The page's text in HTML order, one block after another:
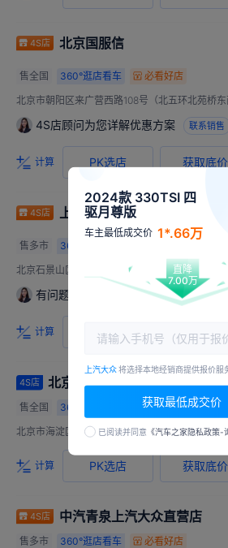
4S店 北京国服信
售全国
360°逛店看车
必看好店
北京市朝阳区来广营西路108号（北五环北苑桥东
4S店顾问为您详解优惠方案 联系销售
计算 PK选店 获取底价
4S店 上汽大众北京真浩泰店
售多市
360°
北京石景山区古城大街北京国际汽车贸易服务园F
有问题请点我，本店顾问为您在线答疑
计算 PK选店 获取底价
4S店 北京迅捷颐和上汽大众
售全国
360°
北京市海淀区西苑100号
计算 PK选店 获取底价
4S店 中汽青泉上汽大众直营店
售多市
360°逛店看车
必看好店
2024款 330TSI 四
驱月尊版
车主最低成交价 1*.66万
直降
7.00万
上汽大众将选择本地经销商提供报价服
获取最低成交价
已阅读并同意 《汽车之家隐私政策-